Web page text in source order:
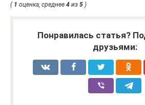
( 1 оценка, среднее 4 из 5 )
Понравилась статья?
друзьями: